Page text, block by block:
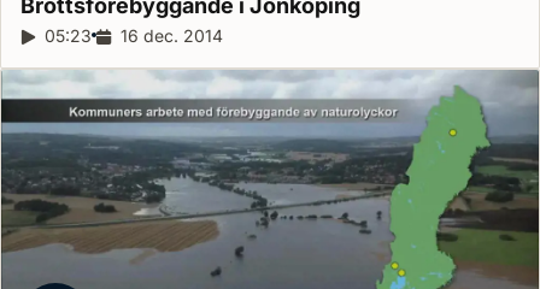
Reportagelängd:
05:23 Releasedatum:
16 dec. 2014